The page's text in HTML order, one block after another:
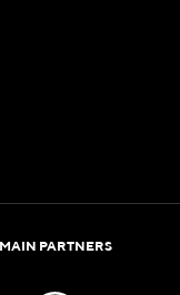
MAIN PARTNERS